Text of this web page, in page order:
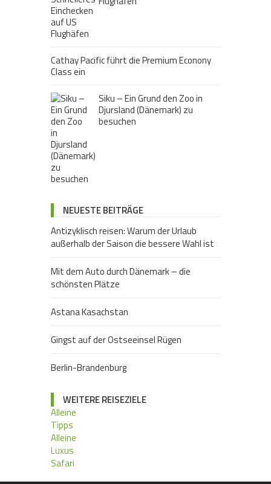
Cathay Pacific führt die Premium Econony
Class ein
Siku – Ein Grund den Zoo in
Djursland (Dänemark) zu
besuchen
NEUESTE BEITRÄGE
Antizyklisch reisen: Warum der Urlaub
außerhalb der Saison die bessere Wahl ist
Mit dem Auto durch Dänemark – die
schönsten Plätze
Astana Kasachstan
Gingst auf der Ostseeinsel Rügen
Berlin-Brandenburg
WEITERE REISEZIELE
Alleine
Tipps
Alleine
Luxus
Safari